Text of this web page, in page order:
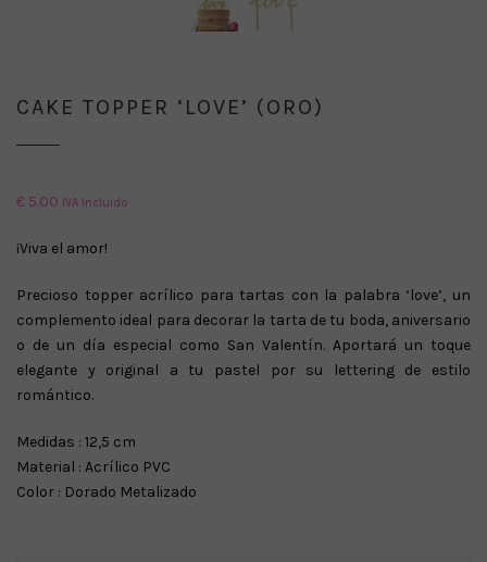
CAKE TOPPER ‘LOVE’ (ORO)
€ 5.00 IVA Incluido
¡Viva el amor!
Precioso topper acrílico para tartas con la palabra ‘love’, un
complemento ideal para decorar la tarta de tu boda, aniversario
o de un día especial como San Valentín. Aportará un toque
elegante y original a tu pastel por su lettering de estilo
romántico.
Medidas : 12,5 cm
Material : Acrílico PVC
Color : Dorado Metalizado